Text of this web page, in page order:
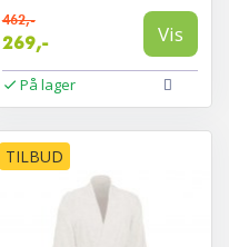
462,-
269,- Vis
På lager
TILBUD